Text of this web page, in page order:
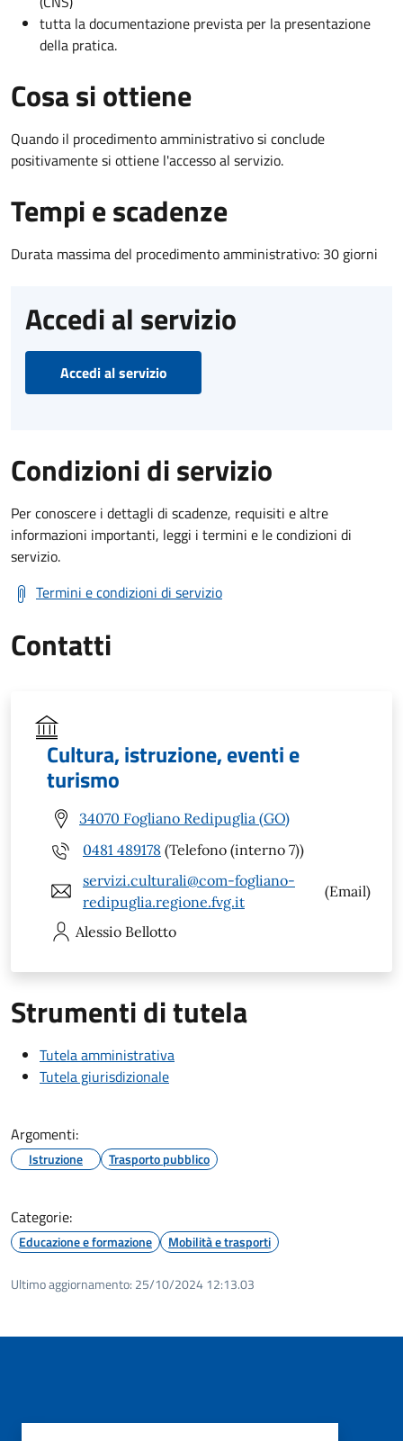
tutta la documentazione prevista per la presentazione
della pratica.
Cosa si ottiene
Quando il procedimento amministrativo si conclude
positivamente si ottiene l'accesso al servizio.
Tempi e scadenze
Durata massima del procedimento amministrativo: 30 giorni
Accedi al servizio
Accedi al servizio
Condizioni di servizio
Per conoscere i dettagli di scadenze, requisiti e altre
informazioni importanti, leggi i termini e le condizioni di
servizio.
Termini e condizioni di servizio
Contatti
Cultura, istruzione, eventi e
turismo
34070 Fogliano Redipuglia (GO)
0481 489178 (Telefono (interno 7))
servizi.culturali@com-fogliano-
redipuglia.regione.fvg.it
(Email)
Alessio Bellotto
Strumenti di tutela
Tutela amministrativa
Tutela giurisdizionale
Argomenti:
Istruzione Trasporto pubblico
Categorie:
Educazione e formazione Mobilità e trasporti
Ultimo aggiornamento: 25/10/2024 12:13.03